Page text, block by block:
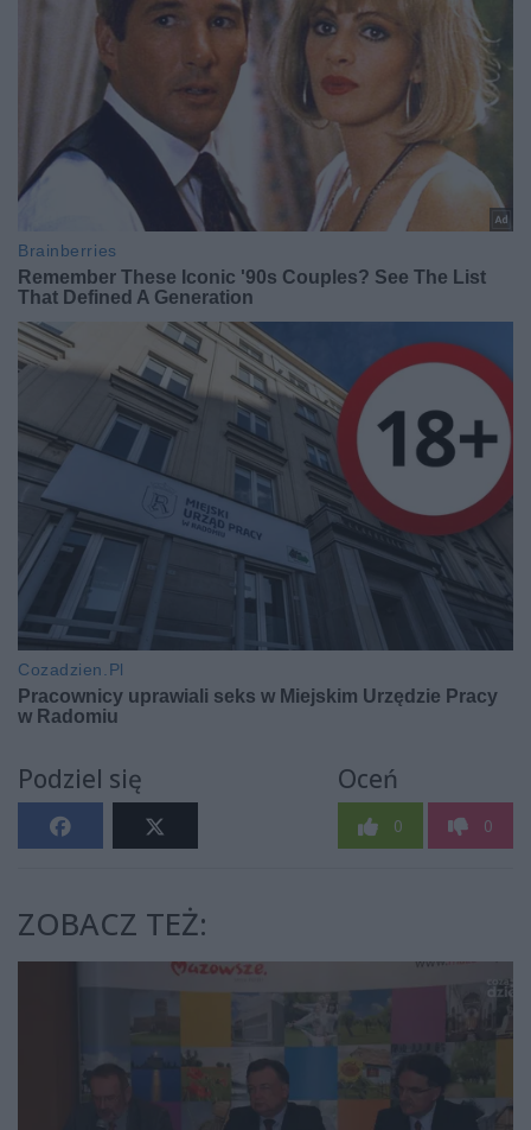
Podziel się Oceń
0 0
ZOBACZ TEŻ: